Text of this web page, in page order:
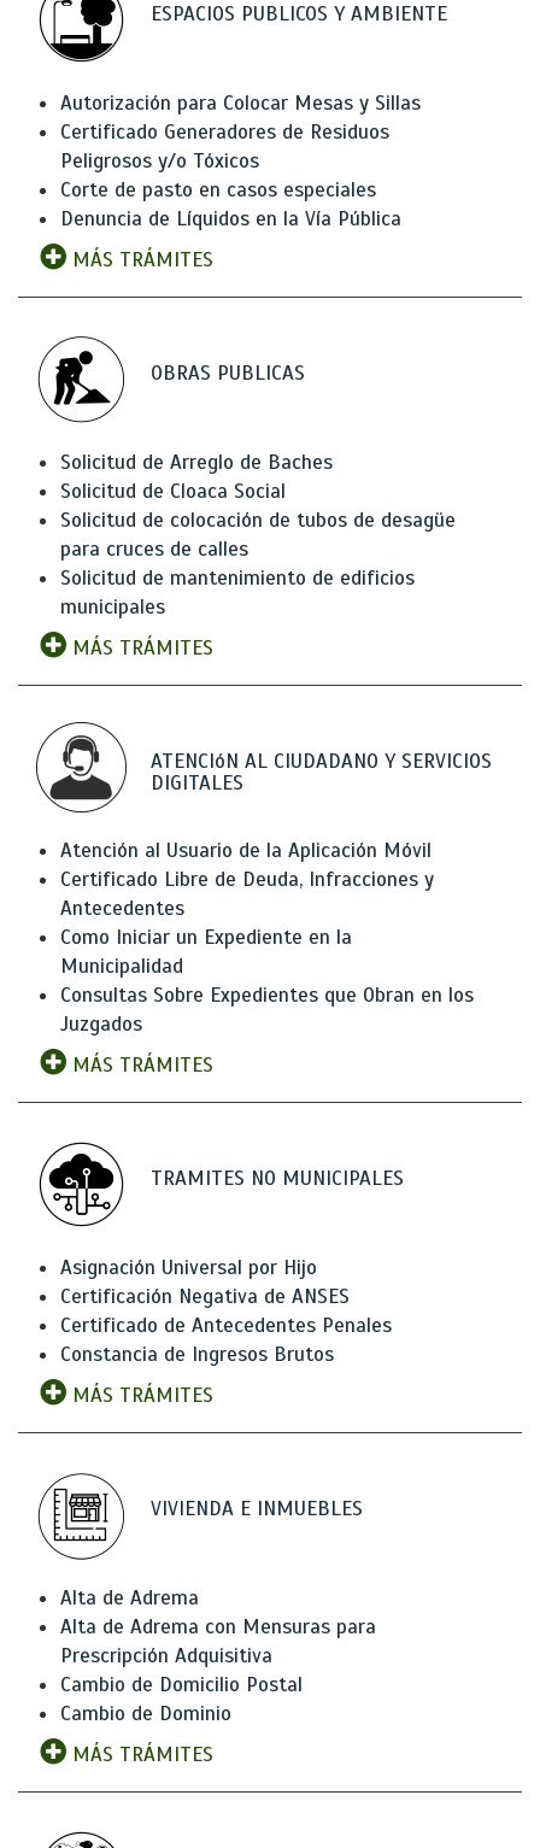
ESPACIOS PUBLICOS Y AMBIENTE
Autorización para Colocar Mesas y Sillas
Certificado Generadores de Residuos
Peligrosos y/o Tóxicos
Corte de pasto en casos especiales
Denuncia de Líquidos en la Vía Pública
MÁS TRÁMITES
OBRAS PUBLICAS
Solicitud de Arreglo de Baches
Solicitud de Cloaca Social
Solicitud de colocación de tubos de desagüe
para cruces de calles
Solicitud de mantenimiento de edificios
municipales
MÁS TRÁMITES
ATENCIóN AL CIUDADANO Y SERVICIOS
DIGITALES
Atención al Usuario de la Aplicación Móvil
Certificado Libre de Deuda, Infracciones y
Antecedentes
Como Iniciar un Expediente en la
Municipalidad
Consultas Sobre Expedientes que Obran en los
Juzgados
MÁS TRÁMITES
TRAMITES NO MUNICIPALES
Asignación Universal por Hijo
Certificación Negativa de ANSES
Certificado de Antecedentes Penales
Constancia de Ingresos Brutos
MÁS TRÁMITES
VIVIENDA E INMUEBLES
Alta de Adrema
Alta de Adrema con Mensuras para
Prescripción Adquisitiva
Cambio de Domicilio Postal
Cambio de Dominio
MÁS TRÁMITES